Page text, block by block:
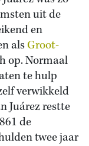
uit de
en
alsGroot-
op. Normaal
te hulp
verwikkeld
Juárez restte
de
twee jaar